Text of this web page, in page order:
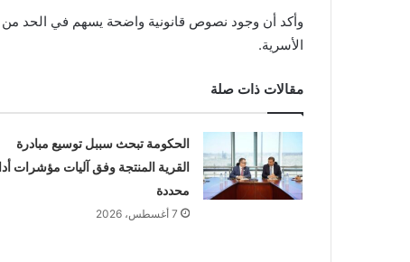
وأكد أن وجود نصوص قانونية واضحة يسهم في الحد من
الأسرية.
مقالات ذات صلة
الحكومة تبحث سببل توسيع مبادرة
القرية المنتجة وفق آليات مؤشرات
محددة
7 أغسطس، 2026